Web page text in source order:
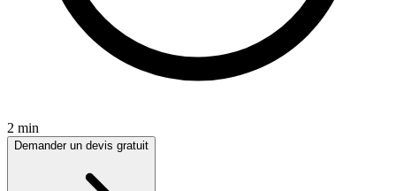
2 min
Demander un devis gratuit